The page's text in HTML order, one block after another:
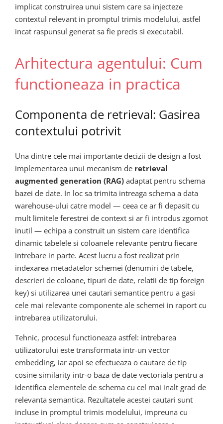
implicat construirea unui sistem care sa injecteze
contextul relevant in promptul trimis modelului, astfel
incat raspunsul generat sa fie precis si executabil.
Arhitectura agentului: Cum
functioneaza in practica
Componenta de retrieval: Gasirea
contextului potrivit
Una dintre cele mai importante decizii de design a fost
implementarea unui mecanism de retrieval
augmented generation (RAG) adaptat pentru schema
bazei de date. In loc sa trimita intreaga schema a data
warehouse-ului catre model — ceea ce ar fi depasit cu
mult limitele ferestrei de context si ar fi introdus zgomot
inutil — echipa a construit un sistem care identifica
dinamic tabelele si coloanele relevante pentru fiecare
intrebare in parte. Acest lucru a fost realizat prin
indexarea metadatelor schemei (denumiri de tabele,
descrieri de coloane, tipuri de date, relatii de tip foreign
key) si utilizarea unei cautari semantice pentru a gasi
cele mai relevante componente ale schemei in raport cu
intrebarea utilizatorului.
Tehnic, procesul functioneaza astfel: intrebarea
utilizatorului este transformata intr-un vector
embedding, iar apoi se efectueaza o cautare de tip
cosine similarity intr-o baza de date vectoriala pentru a
identifica elementele de schema cu cel mai inalt grad de
relevanta semantica. Rezultatele acestei cautari sunt
incluse in promptul trimis modelului, impreuna cu